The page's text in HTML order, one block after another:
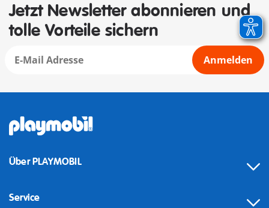
Jetzt Newsletter abonnieren und
tolle Vorteile sichern
Anmelden
Über PLAYMOBIL
Service